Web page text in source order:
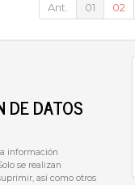
Ant. 01 02
DE DATOS
información
se realizan
así como otros